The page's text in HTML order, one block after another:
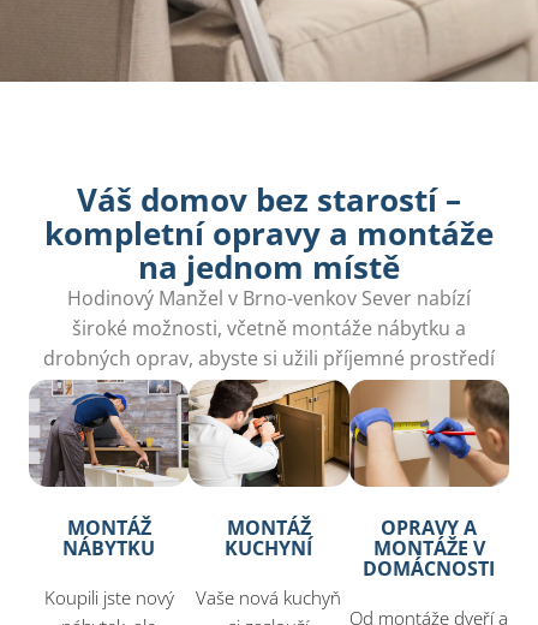
Váš domov bez starostí –
kompletní opravy a montáže
na jednom místě
Hodinový Manžel v Brno-venkov Sever nabízí
široké možnosti, včetně montáže nábytku a
drobných oprav, abyste si užili příjemné prostředí
bez stresu.
MONTÁŽ
NÁBYTKU
Koupili jste nový
MONTÁŽ
KUCHYNÍ
Vaše nová kuchyň
OPRAVY A
MONTÁŽE V
DOMÁCNOSTI
Od montáže dveří a